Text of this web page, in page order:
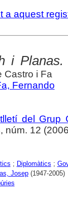
a aquest
i
Castro i Fa
Fernando
del Grup
núm. 12
; Diplomàtics ;
Josep(1947-2005)